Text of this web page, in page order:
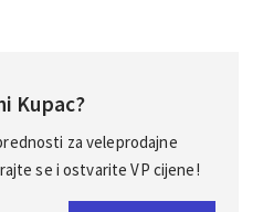
Kupac?
za veleprodajne
se i ostvarite VP cijene!